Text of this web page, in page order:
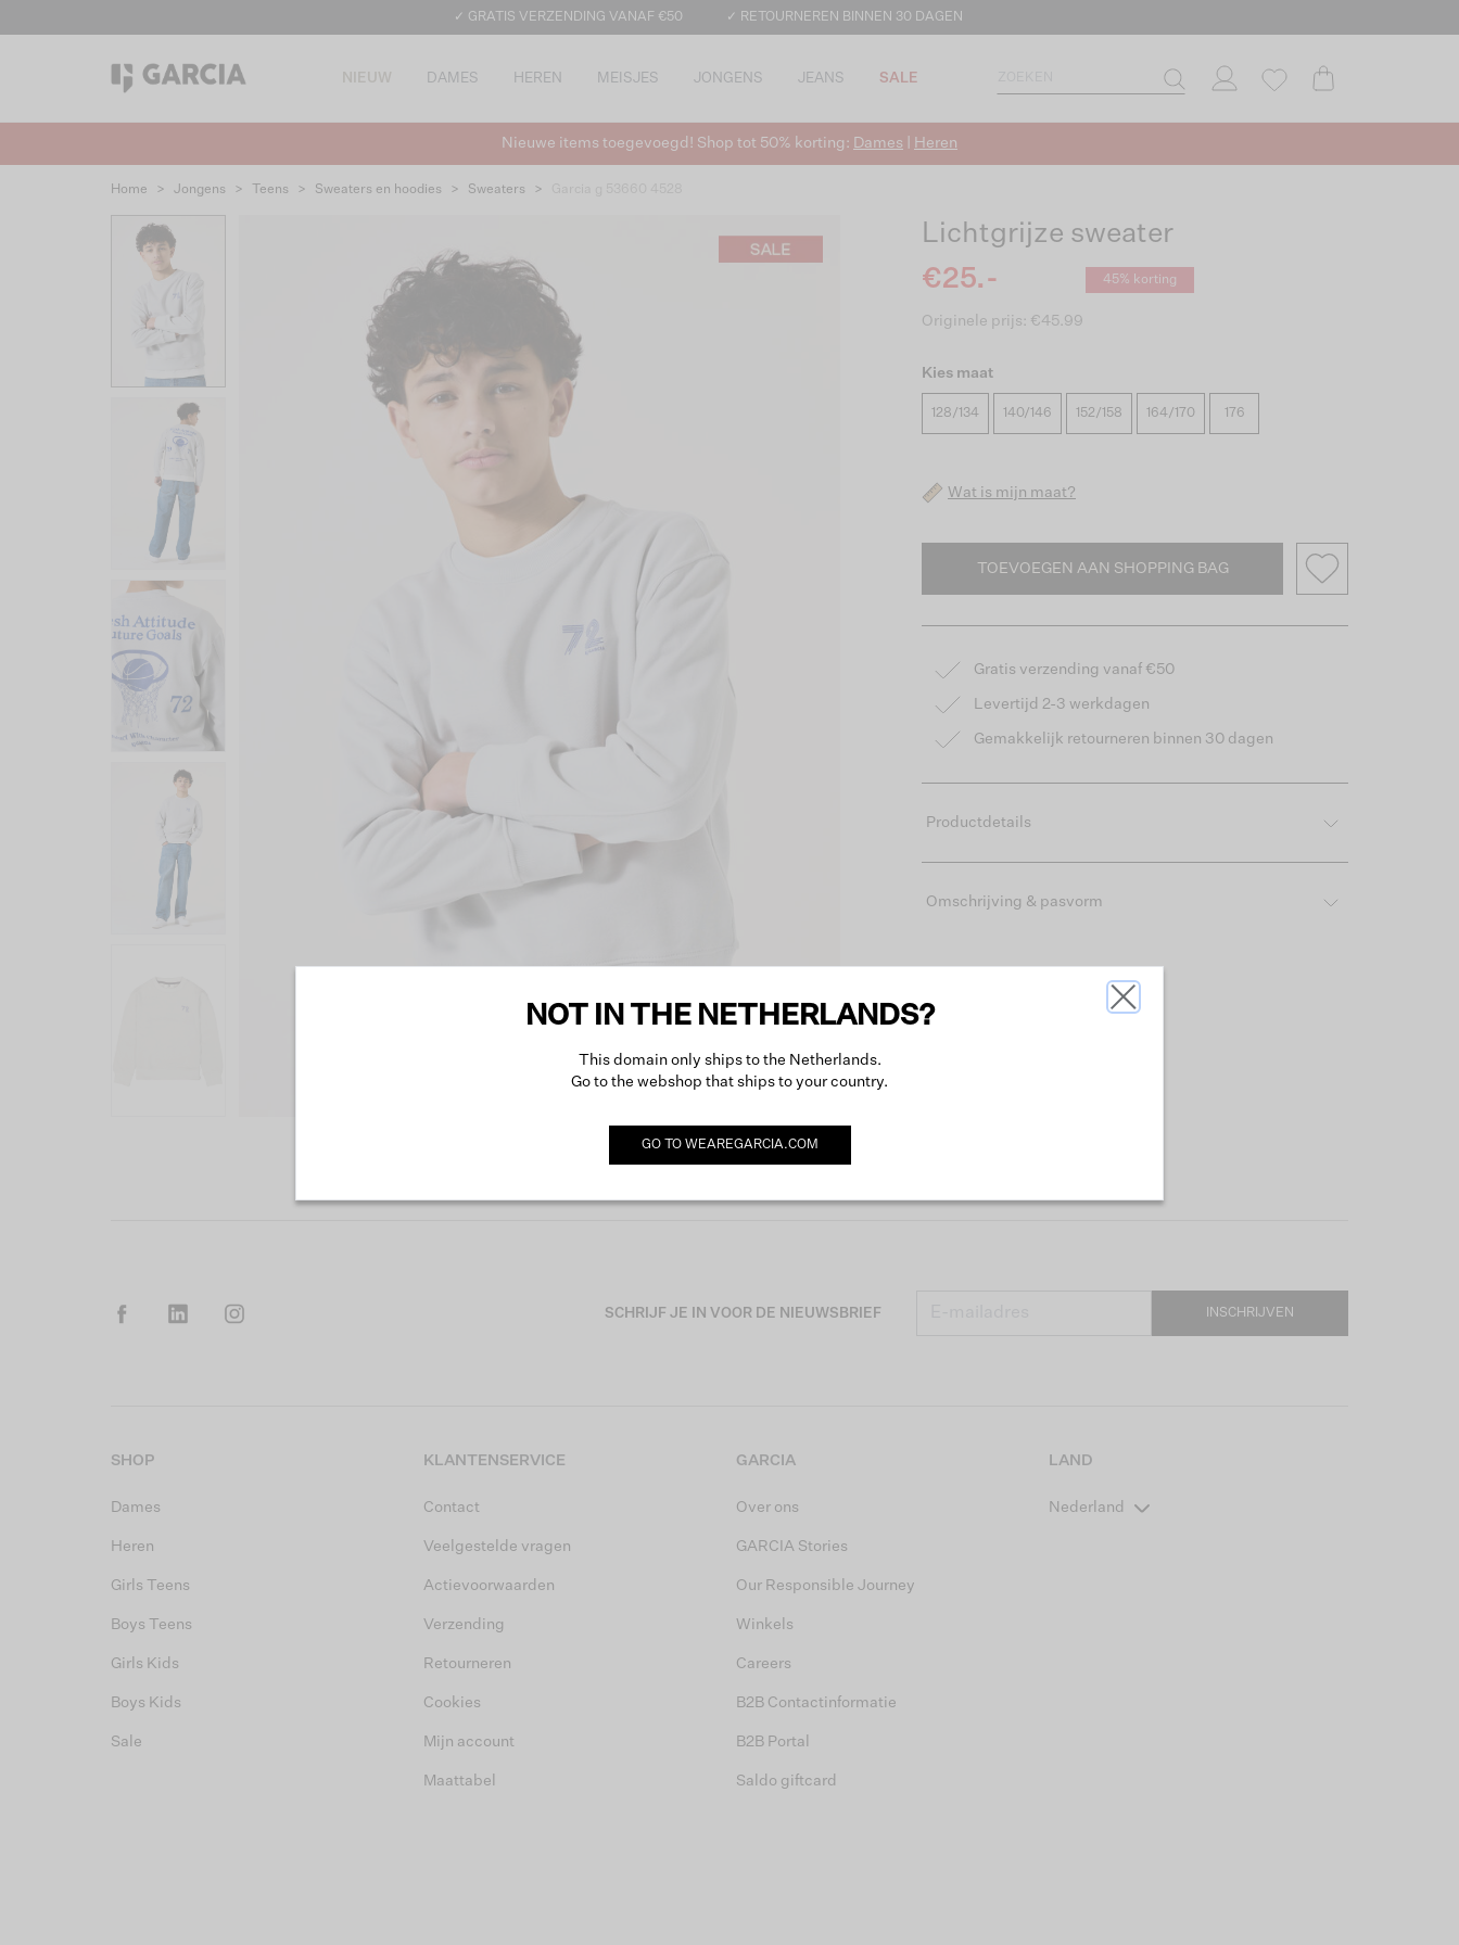
✓ GRATIS VERZENDING VANAF €50 ✓ RETOURNEREN BINNEN 30 DAGEN
NIEUW DAMES HEREN MEISJES JONGENS JEANS SALE
Nieuwe items toegevoegd! Shop tot 50% korting: Dames Heren
Home > Jongens > Teens > Sweaters en hoodies > Sweaters >
Lichtgrijze sweater
€25.-
45% korting
Originele prijs: €45.99
Kies maat
128/134 140/146 152/158 164/170 176
Wat is mijn maat?
TOEVOEGEN AAN SHOPPING BAG
Gratis verzending vanaf €50
Levertijd 2-3 werkdagen
Gemakkelijk retourneren binnen 30 dagen
Productdetails
Omschrijving & pasvorm
SCHRIJF JE IN VOOR DE NIEUWSBRIEF INSCHRIJVEN
SHOP
Dames
Heren
Girls Teens
Boys Teens
Girls Kids
Boys Kids
Sale
KLANTENSERVICE
Contact
Veelgestelde vragen
Actievoorwaarden
Verzending
Retourneren
Cookies
Mijn account
Maattabel
GARCIA
Over ons
GARCIA Stories
Our Responsible Journey
Winkels
Careers
B2B Contactinformatie
B2B Portal
Saldo giftcard
LAND
Nederland
NOT IN THE NETHERLANDS?
This domain only ships to the Netherlands.
Go to the webshop that ships to your country.
GO TO WEAREGARCIA.COM